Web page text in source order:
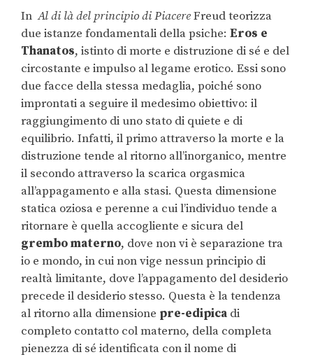
InAl di là del principio di PiacereFreud teorizza
due istanze fondamentali della psiche: Eros e
Thanatos, istinto di morte e distruzione di sé e del
circostante e impulso al legame erotico. Essi sono
due facce della stessa medaglia, poiché sono
improntati a seguire il medesimo obiettivo: il
raggiungimento di uno stato di quiete e di
equilibrio. Infatti, il primo attraverso la morte e la
distruzione tende al ritorno all’inorganico, mentre
il secondo attraverso la scarica orgasmica
all’appagamento e alla stasi. Questa dimensione
statica oziosa e perenne a cui l’individuo tende a
ritornare è quella accogliente e sicura del
grembo materno, dove non vi è separazione tra
io e mondo, in cui non vige nessun principio di
realtà limitante, dove l’appagamento del desiderio
precede il desiderio stesso. Questa è la tendenza
al ritorno alla dimensione pre-edipica di
completo contatto col materno, della completa
pienezza di sé identificata con il nome di